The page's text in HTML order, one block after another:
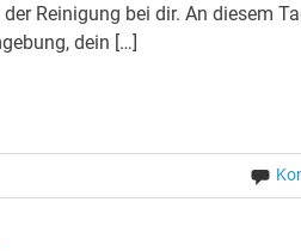
Reinigung bei dir. An diesem
dein […]